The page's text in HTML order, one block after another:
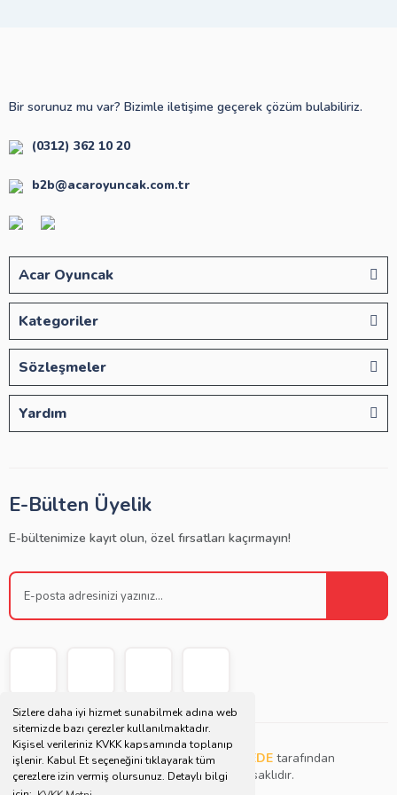
Sizlere daha iyi hizmet sunabilmek adına web
sitemizde bazı çerezler kullanılmaktadır.
Kişisel verileriniz KVKK kapsamında toplanıp
işlenir. Kabul Et seçeneğini tıklayarak tüm
çerezlere izin vermiş olursunuz. Detaylı bilgi
Bir sorunuz mu var? Bizimle iletişime geçerek çözüm bulabiliriz.
(0312) 362 10 20
b2b@acaroyuncak.com.tr
Acar Oyuncak
Kategoriler
Sözleşmeler
Yardım
E-Bülten Üyelik
E-bültenimize kayıt olun, özel fırsatları kaçırmayın!
Copyright © 2021 | Bu websitesiMüjdat DEDE tarafından
tasarlanmış ve düzenlenmiştir. Tüm hakları saklıdır.